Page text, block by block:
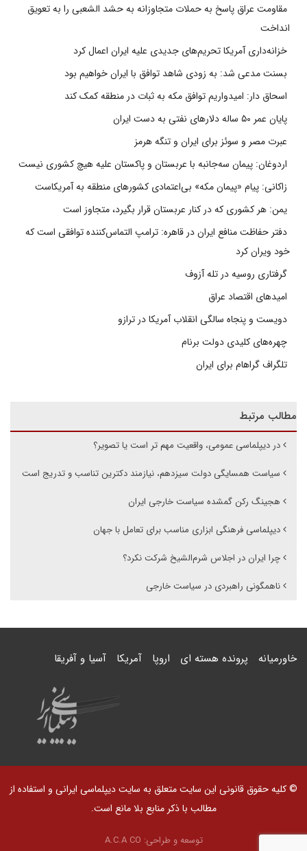
مقاومت عراق پاسخ به حملات متجاوزانه به حشد الشعبی را به تعویق
انداخت
خزانه‌داری آمریکا تحریم‌های جدیدی علیه ایران اعمال کرد
بسنت مدعی شد: به زودی شاهد توافق با ایران خواهیم بود
اسحاق دار: امیدواریم توافق مکه به ثبات در منطقه کمک کند
پایان عمر ۵۰ ساله دلارهای نفتی به دست ایران
عبرت مصر و سوئز برای ایران و تنگه هرمز
اردوغان: پیمان سه‌جانبه با عربستان و پاکستان علیه هیچ کشوری نیست
زاکانی: پیام «پیمان مکه» بی‌اعتمادی کشورهای منطقه به آمریکاست
یمن: هر کشوری که در کنار عربستان قرار بگیرد، متجاوز است
دفتر حفاظت منافع ایران در قاهره: ترامپ التماس‌کننده توافقی است که
خود ویران کرد
گرفتاری روسیه در تله آزوف
امیدهای اقتصاد عراق
دویست و پنجاه سالگی انقلاب آمریکا در ترازو
چهره‌های کلیدی دولت برنام
تلگراف گراهام برای ایران
مطالب مرتبط
در دیپلماسی عمومی، واقعیت مهم تر است یا تصویر؟
سیاست همسایگی دولت سیزدهم، نیازمند دکترین تناسب و تدریج است
هجینگ رکن گمشده سیاست خارجی ایران
دیپلماسی فرهنگی ابزاری مناسب برای تعامل با جهان
چرا ایران در اجلاس شرم‌الشیخ شرکت نکرد؟
ناهمگونی راهبردی در سیاست خارجی
خاورمیانه پرونده هسته ای اروپا آمریکا آسیا و آفریقا
© کلیه حقوق قانونی این سایت متعلق به سایت دیپلماسی ایرانی و استفاده از
مطالب با ذکر منابع بلا مانع است.
توسعه و طراحی: A.C.A CO